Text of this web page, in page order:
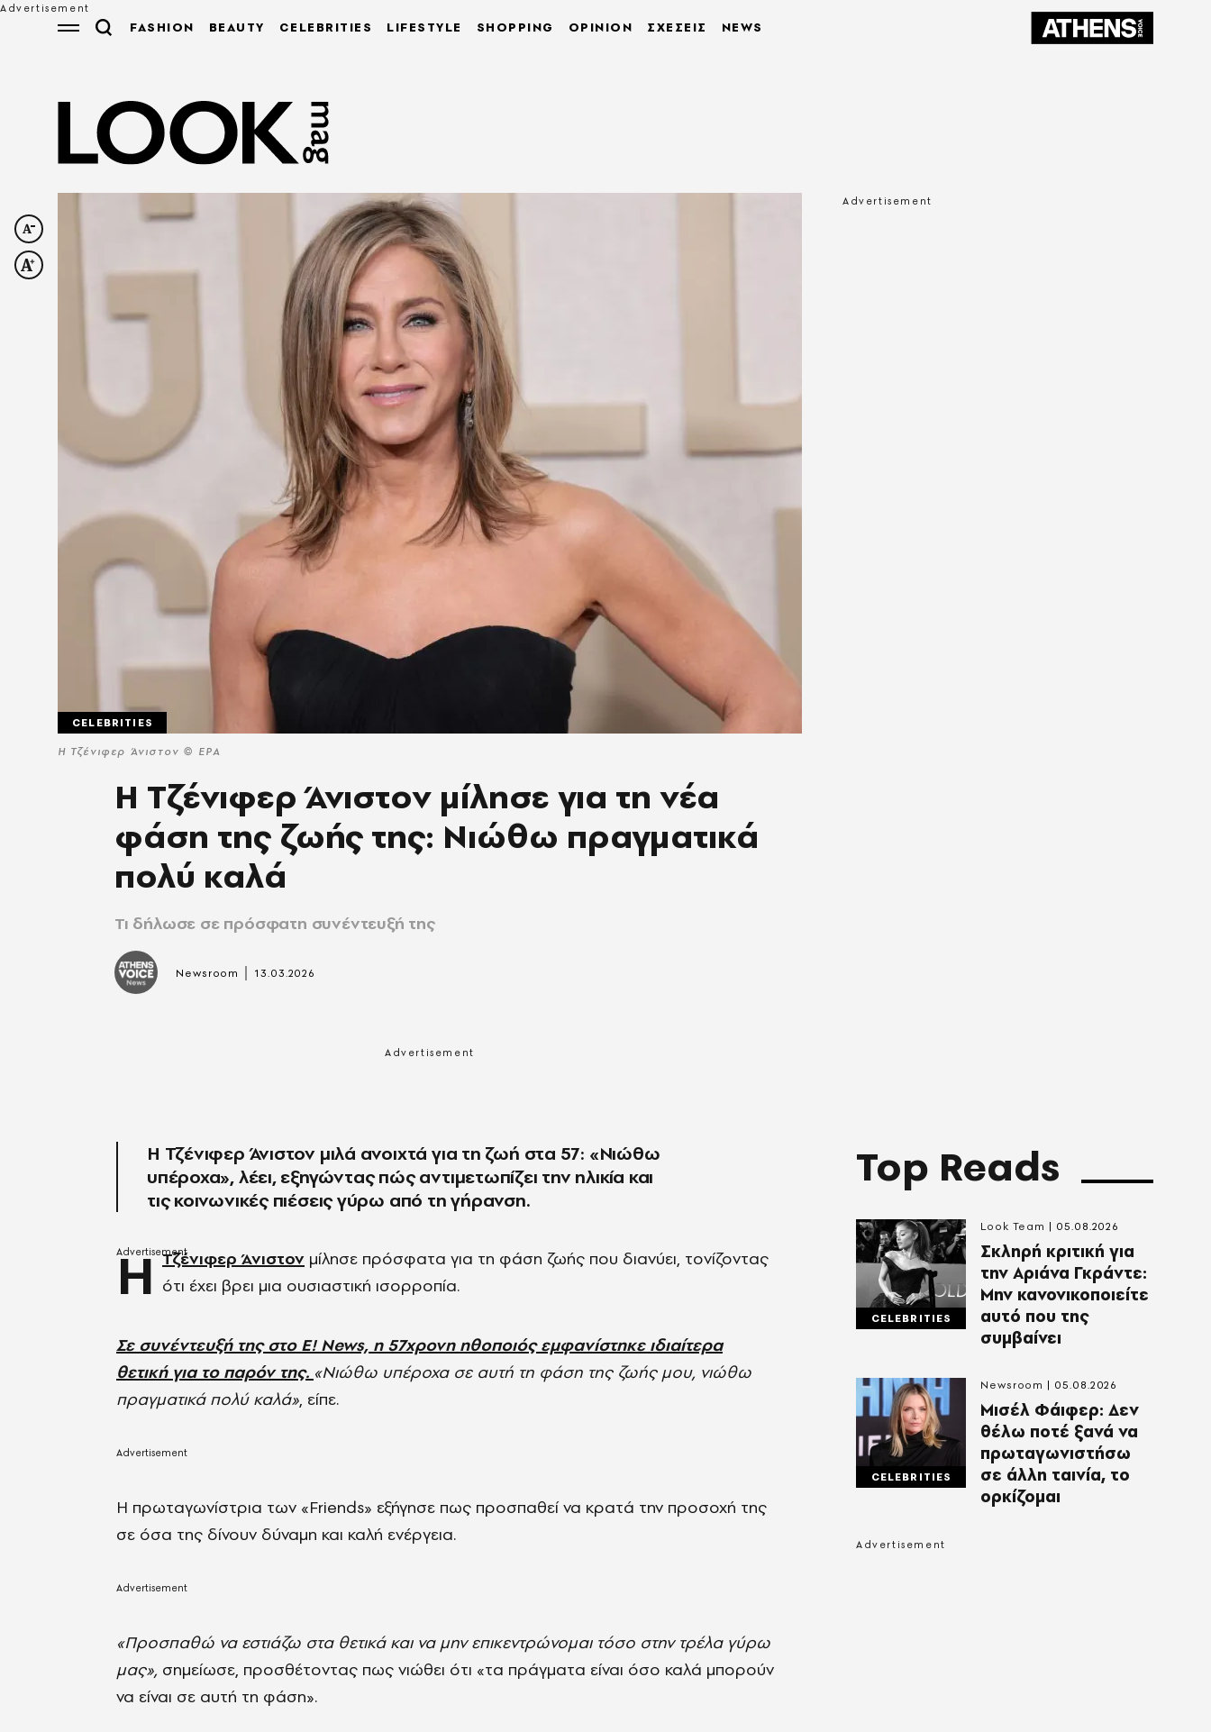
FASHION BEAUTY CELEBRITIES LIFESTYLE SHOPPING OPINION ΣΧΕΣΕΙΣ NEWS
Η Τζένιφερ Άνιστον © EPA
CELEBRITIES
Η Τζένιφερ Άνιστον μίλησε για τη νέα
φάση της ζωής της: Νιώθω πραγματικά
πολύ καλά
Τι δήλωσε σε πρόσφατη συνέντευξή της
Newsroom 13.03.2026
Η Τζένιφερ Άνιστον μιλά ανοιχτά για τη ζωή στα 57: «Νιώθω
υπέροχα», λέει, εξηγώντας πώς αντιμετωπίζει την ηλικία και
τις κοινωνικές πιέσεις γύρω από τη γήρανση.
Η Τζένιφερ Άνιστον μίλησε πρόσφατα για τη φάση ζωής που διανύει, τονίζοντας
ότι έχει βρει μια ουσιαστική ισορροπία.
Σε συνέντευξή της στο E! News, η 57χρονη ηθοποιός εμφανίστηκε ιδιαίτερα
θετική για το παρόν της. «Νιώθω υπέροχα σε αυτή τη φάση της ζωής μου, νιώθω
πραγματικά πολύ καλά», είπε.
Η πρωταγωνίστρια των «Friends» εξήγησε πως προσπαθεί να κρατά την προσοχή της
σε όσα της δίνουν δύναμη και καλή ενέργεια.
«Προσπαθώ να εστιάζω στα θετικά και να μην επικεντρώνομαι τόσο στην τρέλα γύρω
μας», σημείωσε, προσθέτοντας πως νιώθει ότι «τα πράγματα είναι όσο καλά μπορούν
να είναι σε αυτή τη φάση».
Top Reads
CELEBRITIES
Σκληρή κριτική για
την Αριάνα Γκράντε:
Μην κανονικοποιείτε
αυτό που της
συμβαίνει
Look Team 05.08.2026
CELEBRITIES
Μισέλ Φάιφερ: Δεν
θέλω ποτέ ξανά να
πρωταγωνιστήσω
σε άλλη ταινία, το
ορκίζομαι
Newsroom 05.08.2026